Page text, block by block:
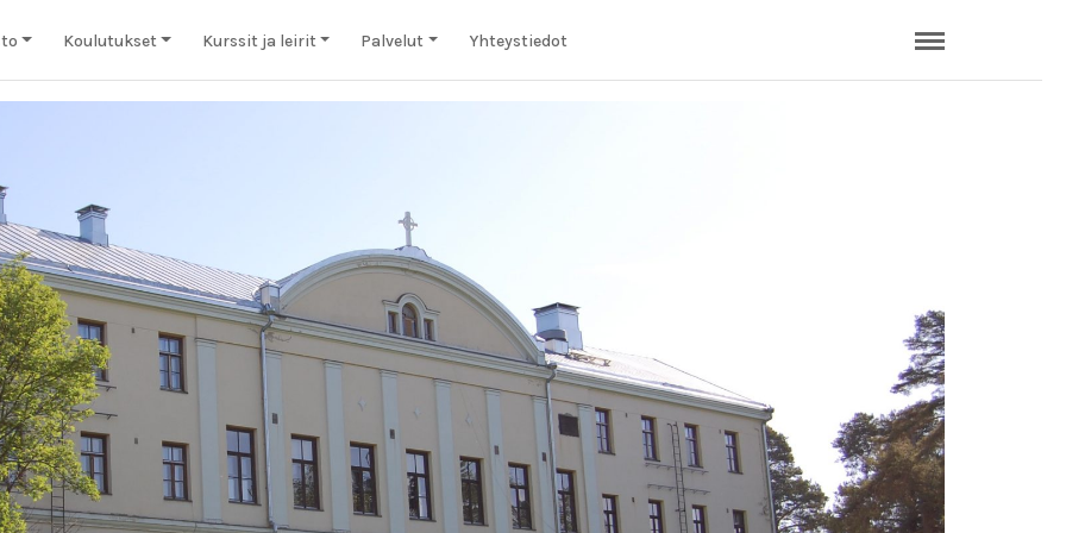
Koulutukset Kurssit ja leirit Palvelut Yhteystiedot